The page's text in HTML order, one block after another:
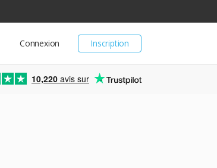
Inscription
Connexion
10,220 avis sur